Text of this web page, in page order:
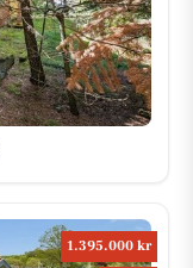
1.395.000 kr